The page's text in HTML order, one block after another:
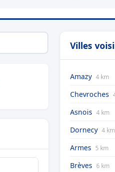
Villes
Amazy 4 km
Chevroches
Asnois 4 km
Dornecy 4 km
Armes 5 km
Brèves 6 km